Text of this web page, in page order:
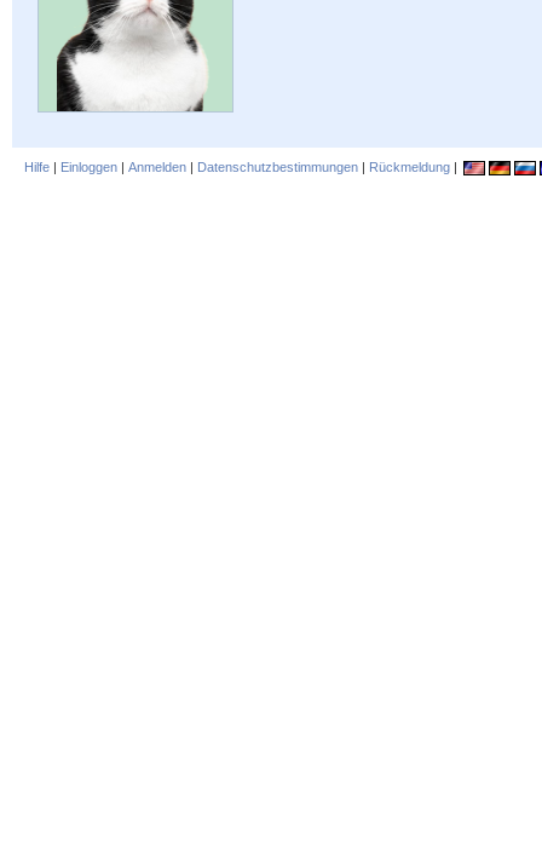
Hilfe | Einloggen | Anmelden | Datenschutzbestimmungen | Rückmeldung |